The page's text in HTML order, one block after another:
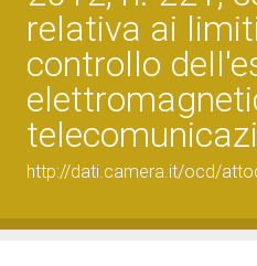
relativa ai
controllo
http://dati.camera.it/ocd/